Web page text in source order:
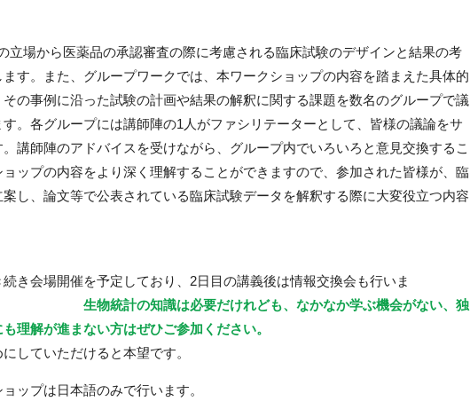
立場から医薬品の承認審査の際に考慮される臨床試験のデザインと結果の考
す。また、グループワークでは、本ワークショップの内容を踏まえた具体的
の事例に沿った試験の計画や結果の解釈に関する課題を数名のグループで議
。各グループには講師陣の1人がファシリテーターとして、皆様の議論をサ
講師陣のアドバイスを受けながら、グループ内でいろいろと意見交換するこ
ョップの内容をより深く理解することができますので、参加された皆様が、臨
案し、論文等で公表されている臨床試験データを解釈する際に大変役立つ内容
き会場開催を予定しており、2日目の講義後は情報交換会も行いま
生物統計の知識は必要だけれども、なかなか学ぶ機会がない、独
も理解が進まない方はぜひご参加ください。
していただけると本望です。
ップは日本語のみで行います。